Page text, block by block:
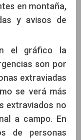
en montaña,
y avisos de
el gráfico la
son por
extraviadas
se verá más
extraviados no
a campo. En
de personas